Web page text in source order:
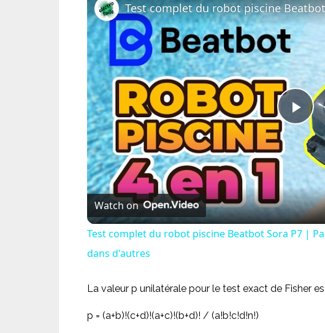
Watch on
Test complet du robot piscine Beatbot Sora P7 |
dans d'autres
La valeur p unilatérale pour le test exact de Fisher
p = (a+b)!(c+d)!(a+c)!(b+d)! / (a!b!c!d!n!)